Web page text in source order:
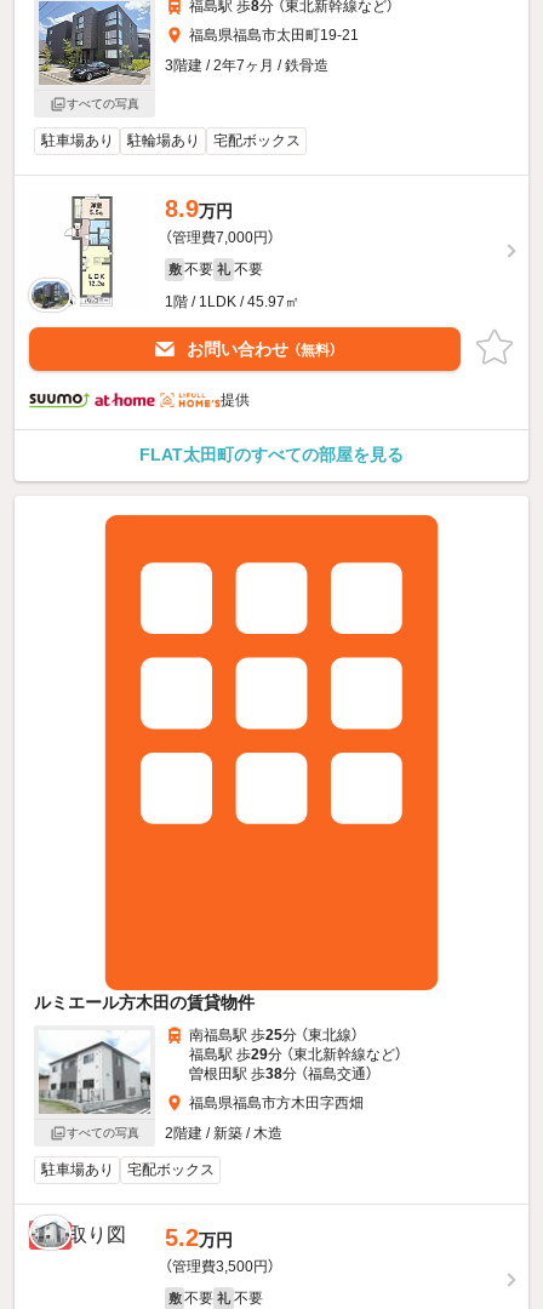
すべての写真
福島駅 歩8分 （東北新幹線など）
福島県福島市太田町19-21
3階建 / 2年7ヶ月 / 鉄骨造
駐車場あり 駐輪場あり 宅配ボックス
8.9万円
（管理費7,000円）
敷 不要 礼 不要
1階 / 1LDK / 45.97㎡
お問い合わせ （無料）
提供
FLAT太田町のすべての部屋を見る
ルミエール方木田の賃貸物件
すべての写真
南福島駅 歩25分 （東北線）
福島駅 歩29分 （東北新幹線など）
曽根田駅 歩38分 （福島交通）
福島県福島市方木田字西畑
2階建 / 新築 / 木造
駐車場あり 宅配ボックス
新着 5.2万円
（管理費3,500円）
敷 不要 礼 不要